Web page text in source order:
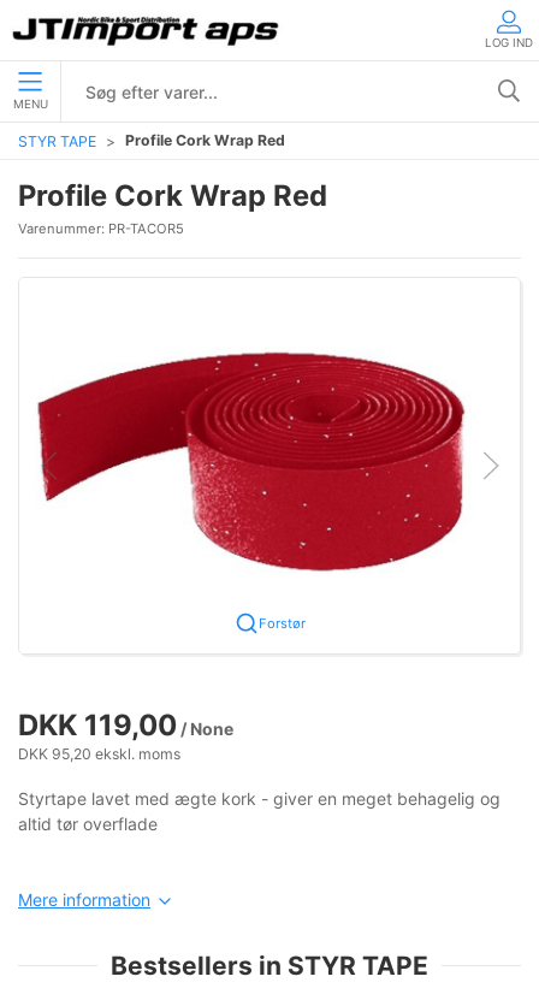
LOG IND
MENU
STYR TAPE Profile Cork Wrap Red
Profile Cork Wrap Red
Varenummer: PR-TACOR5
Forstør
DKK 119,00 / None
DKK 95,20 ekskl. moms
Styrtape lavet med ægte kork - giver en meget behagelig og
altid tør overflade
Mere information
Bestsellers in STYR TAPE